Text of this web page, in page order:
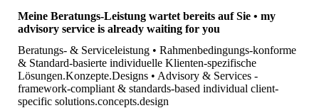
Meine Beratungs-Leistung wartet bereits auf Sie • my
advisory service is already waiting for you
Beratungs- & Serviceleistung • Rahmenbedingungs-konforme
& Standard-basierte individuelle Klienten-spezifische
Lösungen.Konzepte.Designs • Advisory & Services -
framework-compliant & standards-based individual client-
specific solutions.concepts.design